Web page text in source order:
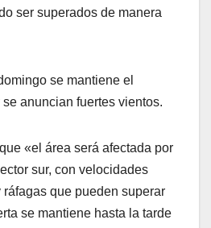
ser superados de manera
se mantiene el
anuncian fuertes vientos.
«el área será afectada por
sur, con velocidades
ráfagas que pueden superar
se mantiene hasta la tarde